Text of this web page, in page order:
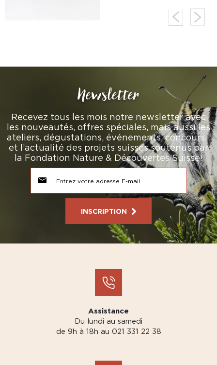
Newsletter
Recevez tous les mois notre newsletter avec
les nouveautés, offres spéciales, mais aussi les
ateliers, dégustations, événements, concours…
et l’actualité des projets suisses soutenus par
la Fondation Nature & Découvertes Suisse!
INSCRIPTION
Assistance
Du lundi au samedi
de 9h à 18h au 021 331 22 38